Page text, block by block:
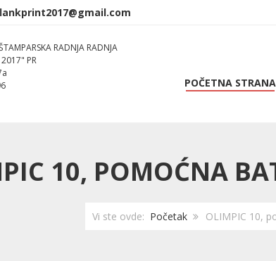
RADNJA RADNJA
PR
POČETNA STRANA
10, POMOĆNA
Vi ste ovde: Početak OLIMPIC 10,